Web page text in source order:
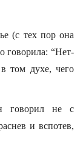
(с тех пор она
говорила: “Нет-
том духе, чего
говорил не с
и вспотев,